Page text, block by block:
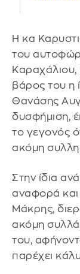
Η κα
του
Καραχάλιου,
βάρος του η
Θανάσης
δυσφήμιση,
το γεγονός
ακόμη
Στην ίδια
αναφορά και
Μάκρης,
ακόμη
του,
παρέχει